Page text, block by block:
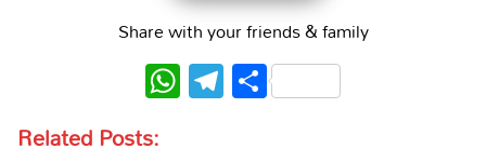
Share with your friends & family
WhatsApp
Telegram
Share
Related Posts: